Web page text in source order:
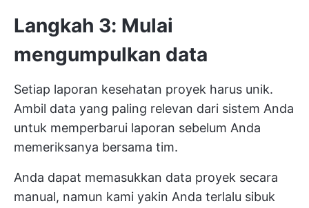
Langkah 3: Mulai
mengumpulkan data
Setiap laporan kesehatan proyek harus unik.
Ambil data yang paling relevan dari sistem Anda
untuk memperbarui laporan sebelum Anda
memeriksanya bersama tim.
Anda dapat memasukkan data proyek secara
manual, namun kami yakin Anda terlalu sibuk